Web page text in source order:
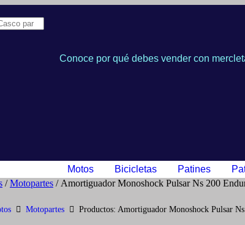
Conoce por qué debes vender con
Motos Bicicletas Patines
/Motopartes / Amortiguador Monoshock Pulsar Ns 200
Motopartes Productos: Amortiguador Monoshock Pulsar